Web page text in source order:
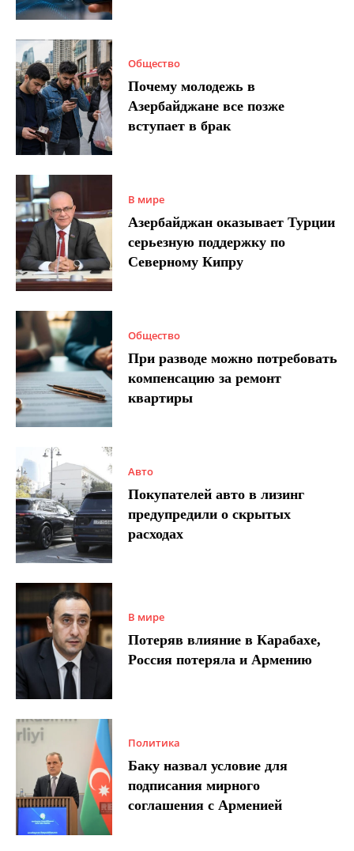
Общество
Почему молодежь в
Азербайджане все позже
вступает в брак
В мире
Азербайджан оказывает Турции
серьезную поддержку по
Северному Кипру
Общество
При разводе можно потребовать
компенсацию за ремонт
квартиры
Авто
Покупателей авто в лизинг
предупредили о скрытых
расходах
В мире
Потеряв влияние в Карабахе,
Россия потеряла и Армению
Политика
Баку назвал условие для
подписания мирного
соглашения с Арменией